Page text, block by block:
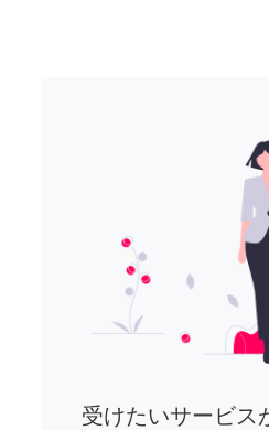
受けたいサービス